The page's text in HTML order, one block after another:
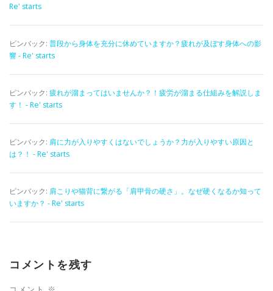
Re' starts
ピンバック: 普段から身体を充分に休めていますか？疲れが及ぼす身体への影
響 - Re' starts
ピンバック: 疲れが溜まってはいませんか？！疲労が溜まる仕組みを解説しま
す！ - Re' starts
ピンバック: 肩に力が入りやすくはないでしょうか？力が入りやすい原因と
は？！ - Re' starts
ピンバック: 肩こりや猫背に繋がる「肩甲骨の硬さ」。なぜ硬くなるか知って
いますか？ - Re' starts
コメントを残す